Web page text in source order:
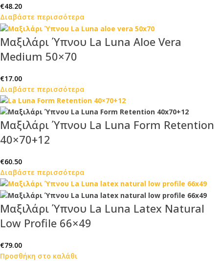
€48.20
Διαβάστε περισσότερα
Μαξιλάρι Ύπνου La Luna Aloe Vera
Medium 50×70
€17.00
Διαβάστε περισσότερα
Μαξιλάρι Ύπνου La Luna Form Retention
40×70+12
€60.50
Διαβάστε περισσότερα
Μαξιλάρι Ύπνου La Luna Latex Natural
Low Profile 66×49
€79.00
Προσθήκη στο καλάθι